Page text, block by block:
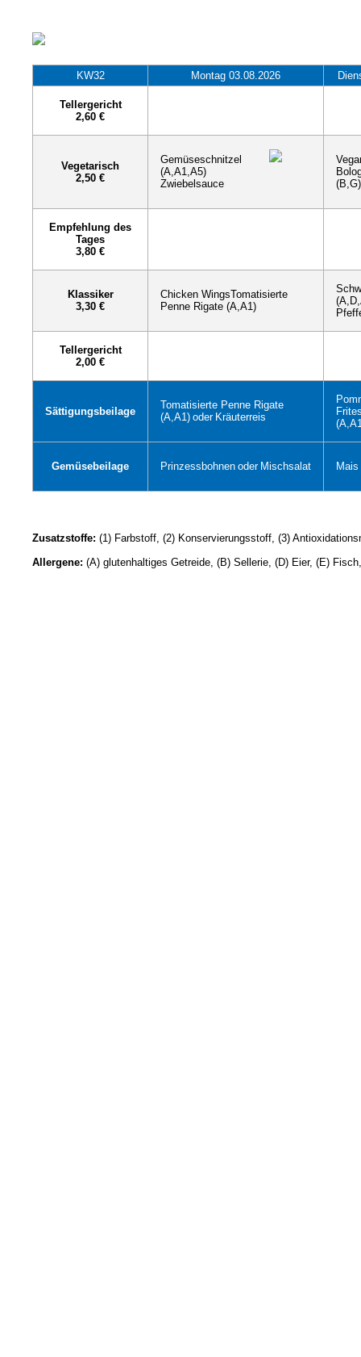
KW32 Montag 03.08.2026
Tellergericht
2,60 €
Vegetarisch
2,50 €
Gemüseschnitzel
(A,A1,A5)
Zwiebelsauce
Empfehlung des
Tages
3,80 €
Klassiker
3,30 €
Chicken WingsTomatisierte
Penne Rigate (A,A1)
Tellergericht
2,00 €
Sättigungsbeilage
Tomatisierte Penne Rigate
(A,A1) oder Kräuterreis
Gemüsebeilage Prinzessbohnen oder Mischsalat Mais
Zusatzstoffe: (1) Farbstoff, (2) Konservierungsstoff, (3)
Allergene: (A) glutenhaltiges Getreide, (B) Sellerie, (D) Eier, (E)